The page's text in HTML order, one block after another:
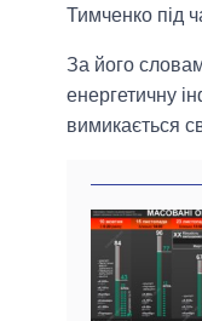
Тимченко під
За його
енергетичну
вимикається